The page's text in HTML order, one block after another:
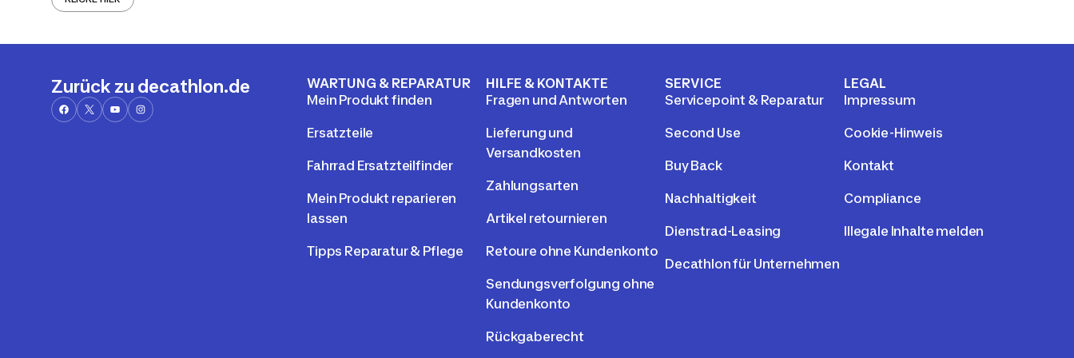
Zurück zu decathlon.de
WARTUNG & REPARATUR
Mein Produkt finden
Ersatzteile
Fahrrad Ersatzteilfinder
Mein Produkt reparieren
lassen
Tipps Reparatur & Pflege
HILFE & KONTAKTE
Fragen und Antworten
Lieferung und
Versandkosten
Zahlungsarten
Artikel retournieren
Retoure ohne Kundenkonto
Sendungsverfolgung ohne
Kundenkonto
Rückgaberecht
SERVICE
Servicepoint & Reparatur
Second Use
Buy Back
Nachhaltigkeit
Dienstrad-Leasing
Decathlon für Unternehmen
LEGAL
Impressum
Cookie-Hinweis
Kontakt
Compliance
Illegale Inhalte melden